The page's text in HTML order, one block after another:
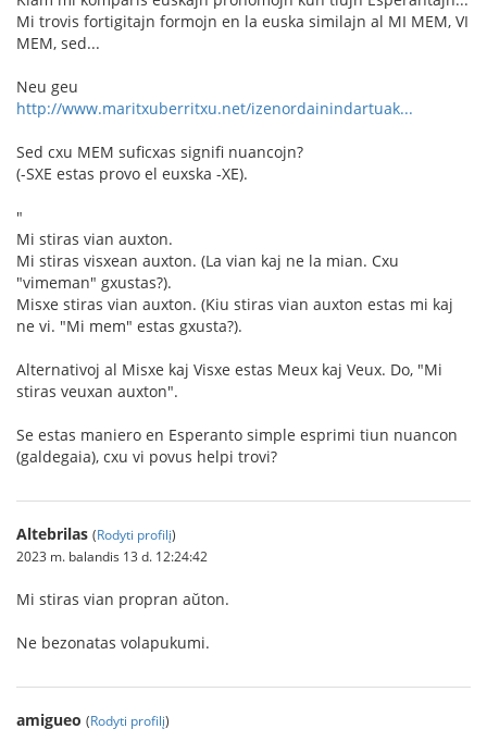
Mi trovis fortigitajn formojn en la euska similajn al MI MEM, VI
MEM, sed...
Neu geu
http://www.maritxuberritxu.net/izenordainindartuak...
Sed cxu MEM suficxas signifi nuancojn?
(-SXE estas provo el euxska -XE).
"
Mi stiras vian auxton.
Mi stiras visxean auxton. (La vian kaj ne la mian. Cxu
"vimeman" gxustas?).
Misxe stiras vian auxton. (Kiu stiras vian auxton estas mi kaj
ne vi. "Mi mem" estas gxusta?).
Alternativoj al Misxe kaj Visxe estas Meux kaj Veux. Do, "Mi
stiras veuxan auxton".
Se estas maniero en Esperanto simple esprimi tiun nuancon
(galdegaia), cxu vi povus helpi trovi?
Altebrilas (Rodyti profilį)
2023 m. balandis 13 d. 12:24:42
Mi stiras vian propran aŭton.
Ne bezonatas volapukumi.
amigueo (Rodyti profilį)